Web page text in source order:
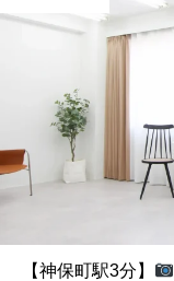
【神保町駅3分】